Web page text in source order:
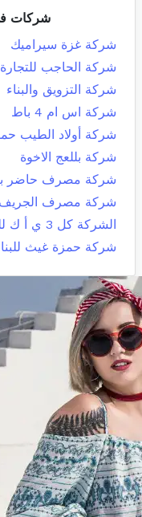
شركات
شركة غزة سيراميك
شركة الحاجب للتجارة
شركة التزويق والبناء
شركة اس ام 4 باط
شركة أولاد الطيب
شركة بللعج الاخوة
شركة مصرف حاضر
شركة مصرف الجريف
الشركة كل 3 ي أ ك للتجارة
شركة حمزة غيث